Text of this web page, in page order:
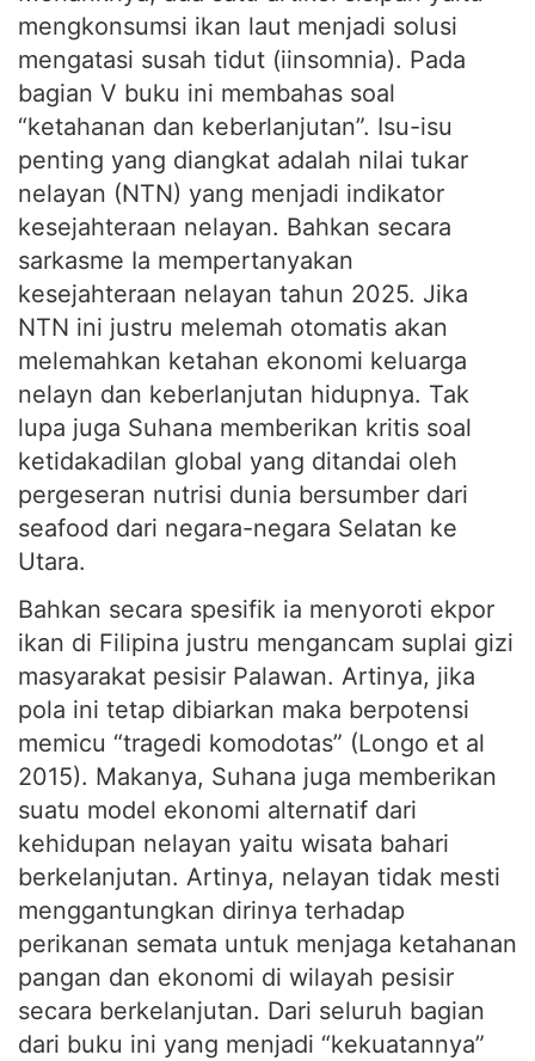
mengkonsumsi ikan laut menjadi solusi
mengatasi susah tidut (iinsomnia). Pada
bagian V buku ini membahas soal
“ketahanan dan keberlanjutan”. Isu-isu
penting yang diangkat adalah nilai tukar
nelayan (NTN) yang menjadi indikator
kesejahteraan nelayan. Bahkan secara
sarkasme Ia mempertanyakan
kesejahteraan nelayan tahun 2025. Jika
NTN ini justru melemah otomatis akan
melemahkan ketahan ekonomi keluarga
nelayn dan keberlanjutan hidupnya. Tak
lupa juga Suhana memberikan kritis soal
ketidakadilan global yang ditandai oleh
pergeseran nutrisi dunia bersumber dari
seafood dari negara-negara Selatan ke
Utara.
Bahkan secara spesifik ia menyoroti ekpor
ikan di Filipina justru mengancam suplai gizi
masyarakat pesisir Palawan. Artinya, jika
pola ini tetap dibiarkan maka berpotensi
memicu “tragedi komodotas” (Longo et al
2015). Makanya, Suhana juga memberikan
suatu model ekonomi alternatif dari
kehidupan nelayan yaitu wisata bahari
berkelanjutan. Artinya, nelayan tidak mesti
menggantungkan dirinya terhadap
perikanan semata untuk menjaga ketahanan
pangan dan ekonomi di wilayah pesisir
secara berkelanjutan. Dari seluruh bagian
dari buku ini yang menjadi “kekuatannya”